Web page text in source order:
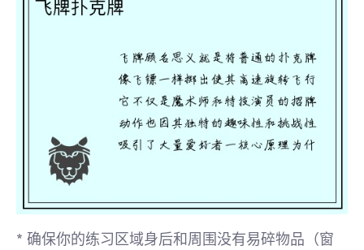
* 确保你的练习区域身后和周围没有易碎物品 （窗